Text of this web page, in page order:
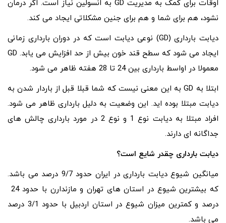
اوقات برای کمک به مدیریت GD به انسولین نیاز است. اگر درمان
نشود، هم برای شما و هم برای جنین مشکلاتی ایجاد می کند.
دیابت بارداری (GD) نوعی دیابت است که در دوران بارداری زمانی
ایجاد می شود که سطح قند خون بیش از حد افزایش می یابد. GD
معمولا در اواسط بارداری بین 24 تا 28 هفته ظاهر می شود.
ابتلا به GD به این معنی نیست که شما قبلا قبل از باردار شدن به
دیابت مبتلا بوده اید. این وضعیت به دلیل بارداری ظاهر می شود.
افراد مبتلا به دیابت نوع 1 و نوع 2 در مورد بارداری چالش های
جداگانه ای دارند.
دیابت بارداری چقدر شایع است؟
میانگین شیوع دیابت بارداری در ایران حدود 9/7 درصد می باشد.
درصد و کمترین میزان شیوع در استان اردبیل با حدود 3/1 درصد
می باشد.